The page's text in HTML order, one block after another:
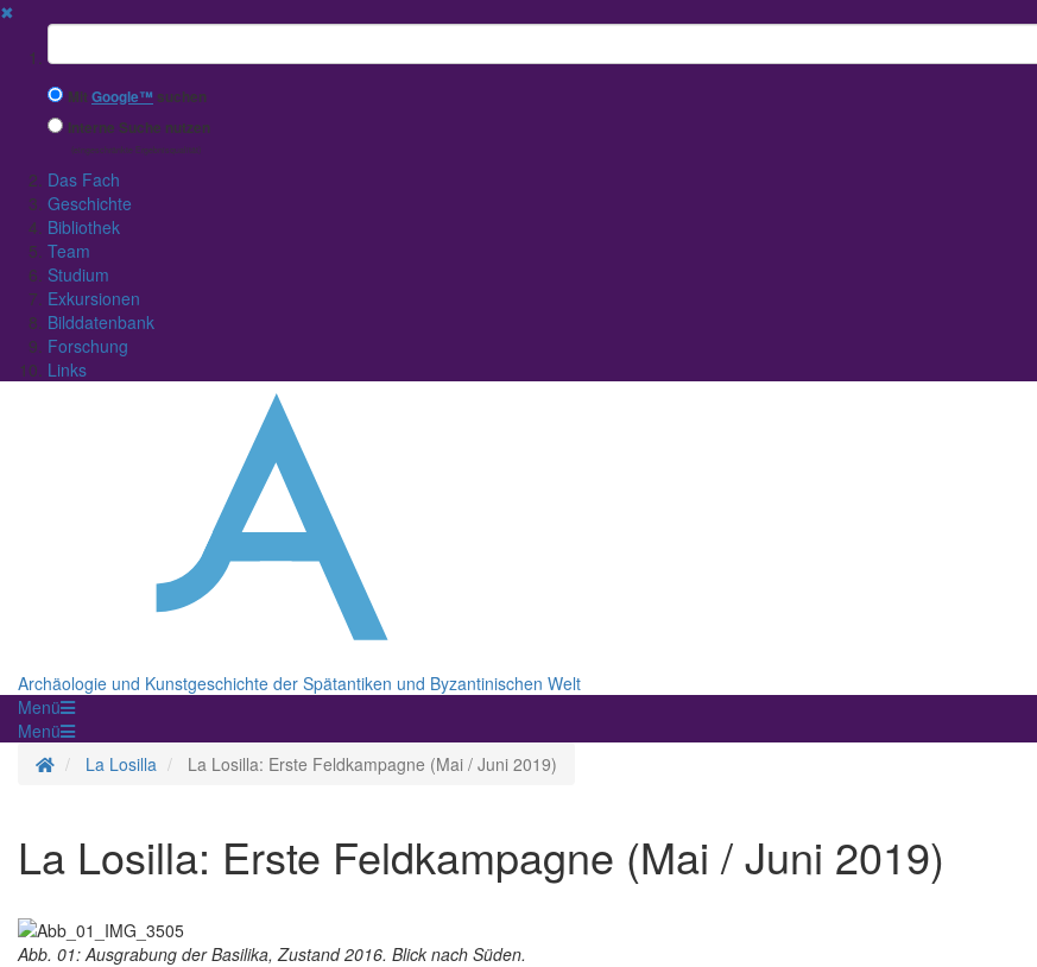
✖
Suchbegriff
MitGoogle™ suchen
Interne Suche nutzen
(eingeschränkte Ergebnisqualität)
Das Fach
Geschichte
Bibliothek
Team
Studium
Exkursionen
Bilddatenbank
Forschung
Links
Archäologie und Kunstgeschichte der Spätantiken und Byzantinischen Welt
Menü
Menü
Startseite
La Losilla La Losilla: Erste Feldkampagne (Mai / Juni 2019)
La Losilla: Erste Feldkampagne (Mai / Juni 2019)
Abb. 01: Ausgrabung der Basilika, Zustand 2016. Blick nach Süden.